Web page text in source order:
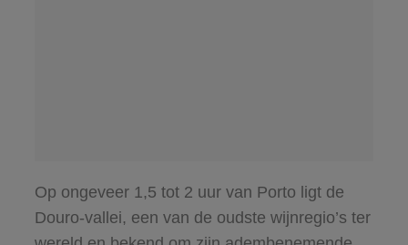
Op ongeveer 1,5 tot 2 uur van Porto ligt de
Douro-vallei, een van de oudste wijnregio’s ter